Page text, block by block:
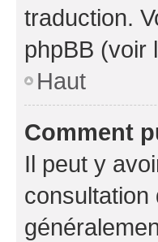
traduction.
phpBB (voir
Haut
Comment
Il peut y